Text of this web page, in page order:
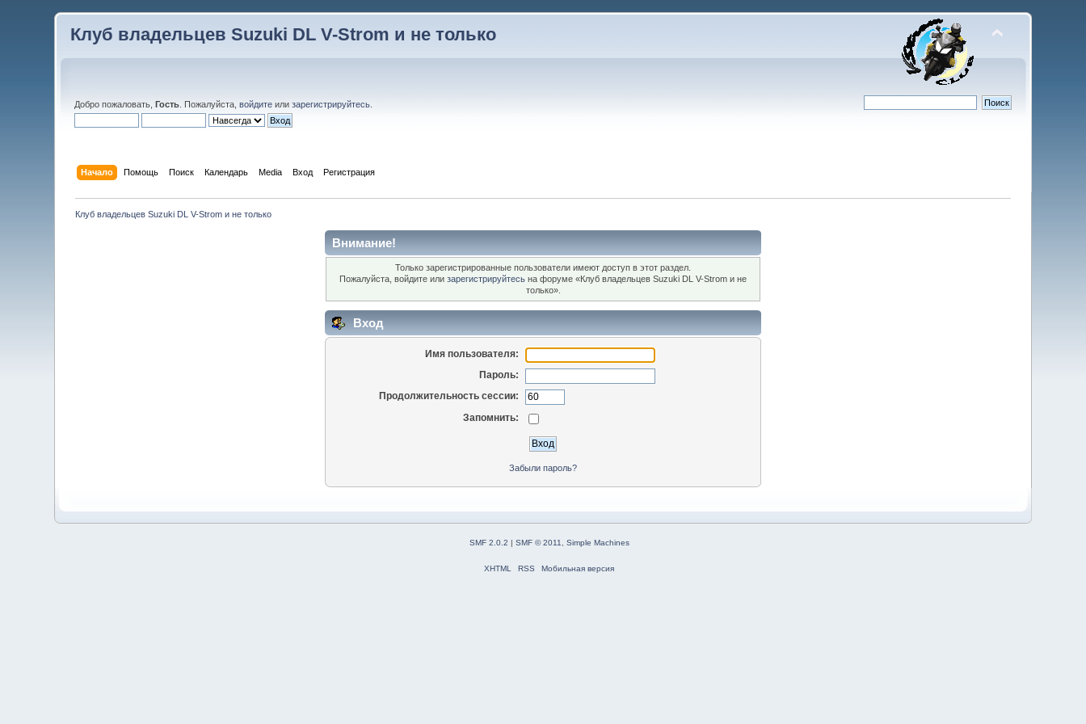
Клуб владельцев Suzuki DL V-Strom и не только
Добро пожаловать,Гость . Пожалуйста,войдите илизарегистрируйтесь
Начало Помощь Поиск Календарь Media Вход Регистрация
Клуб владельцев Suzuki DL V-Strom и не только
Внимание!
Только зарегистрированные пользователи имеют доступ в этот раздел.
Пожалуйста, войдите или зарегистрируйтесь на форуме «Клуб владельцев Suzuki DL V-Strom и не
только».
Вход
Имя пользователя:
Пароль:
Продолжительность сессии:
Запомнить:
Забыли пароль?
SMF 2.0.2 | SMF © 2011 Simple Machines
XHTML RSS Мобильная версия